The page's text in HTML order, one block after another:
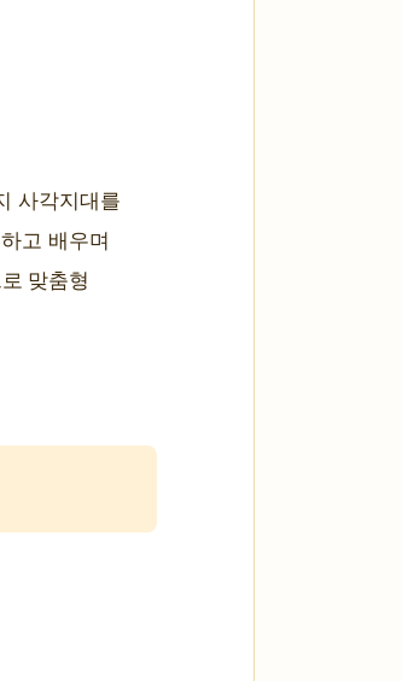
사각지대를
고 배우며
맞춤형